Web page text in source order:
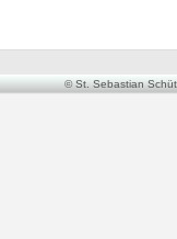
© St. Sebastian